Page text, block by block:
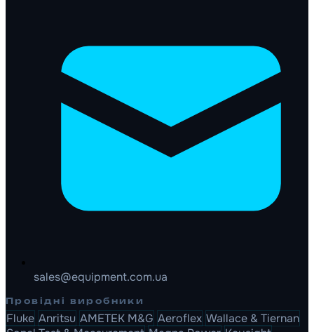
sales@equipment.com.ua
Провідні виробники
Fluke Anritsu AMETEK M&G Aeroflex Wallace & Tiernan